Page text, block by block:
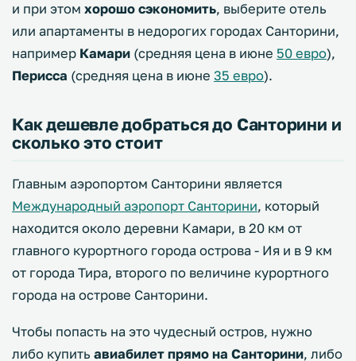
и при этом хорошо сэкономить, выберите отель
или апартаменты в недорогих городах Санторини,
например Камари (средняя цена в июне 50 евро),
Перисса (средняя цена в июне 35 евро).
Как дешевле добраться до Санторини и
сколько это стоит
Главным аэропортом Санторини является
Международный аэропорт Санторини, который
находится около деревни Камари, в 20 км от
главного курортного города острова - Ия и в 9 км
от города Тира, второго по величине курортного
города на острове Санторини.
Чтобы попасть на это чудесный остров, нужно
либо купить авиабилет прямо на Санторини, либо